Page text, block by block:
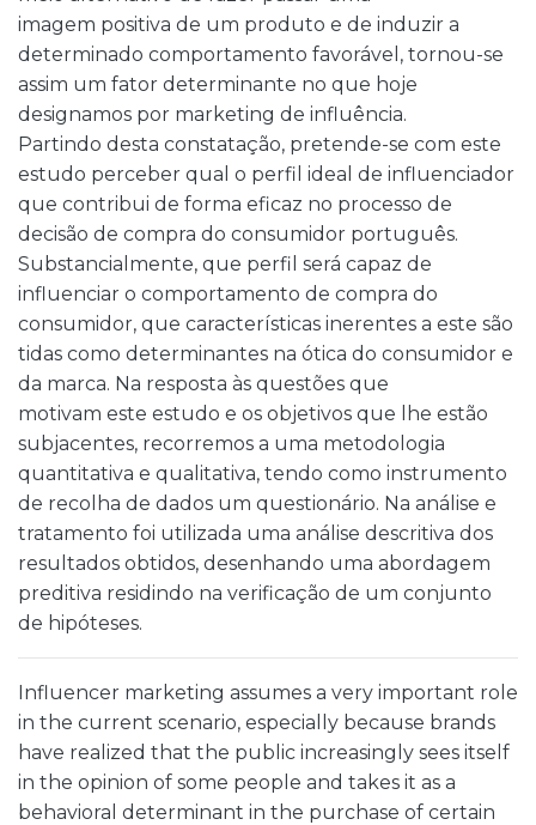
imagem positiva de um produto e de induzir a
determinado comportamento favorável, tornou-se
assim um fator determinante no que hoje
designamos por marketing de influência.
Partindo desta constatação, pretende-se com este
estudo perceber qual o perfil ideal de influenciador
que contribui de forma eficaz no processo de
decisão de compra do consumidor português.
Substancialmente, que perfil será capaz de
influenciar o comportamento de compra do
consumidor, que características inerentes a este são
tidas como determinantes na ótica do consumidor e
da marca. Na resposta às questões que
motivam este estudo e os objetivos que lhe estão
subjacentes, recorremos a uma metodologia
quantitativa e qualitativa, tendo como instrumento
de recolha de dados um questionário. Na análise e
tratamento foi utilizada uma análise descritiva dos
resultados obtidos, desenhando uma abordagem
preditiva residindo na verificação de um conjunto
de hipóteses.
Influencer marketing assumes a very important role
in the current scenario, especially because brands
have realized that the public increasingly sees itself
in the opinion of some people and takes it as a
behavioral determinant in the purchase of certain